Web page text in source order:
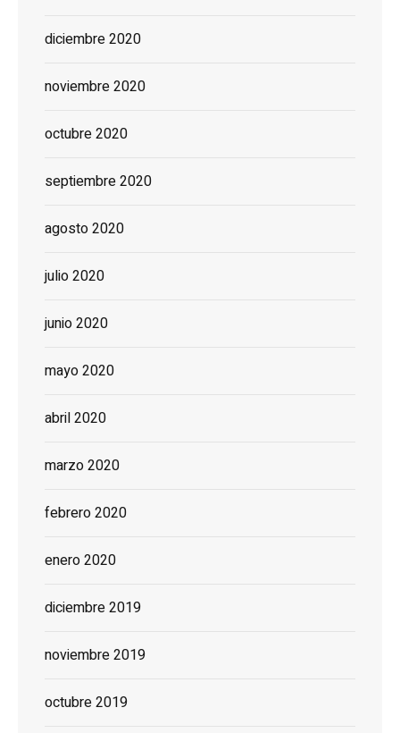
diciembre 2020
noviembre 2020
octubre 2020
septiembre 2020
agosto 2020
julio 2020
junio 2020
mayo 2020
abril 2020
marzo 2020
febrero 2020
enero 2020
diciembre 2019
noviembre 2019
octubre 2019